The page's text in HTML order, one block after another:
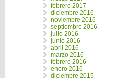
febrero 2017
diciembre 2016
noviembre 2016
septiembre 2016
julio 2016
junio 2016
abril 2016
marzo 2016
febrero 2016
enero 2016
diciembre 2015